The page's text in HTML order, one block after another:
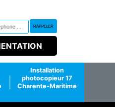
Installation
photocopieur 17
Charente-Maritime